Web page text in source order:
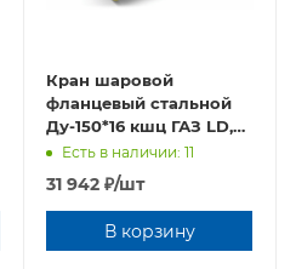
Кран шаровой
фланцевый стальной
Ду-150*16 кшц ГАЗ LD,
Россия
Есть в наличии: 11
31 942 ₽/шт
В корзину